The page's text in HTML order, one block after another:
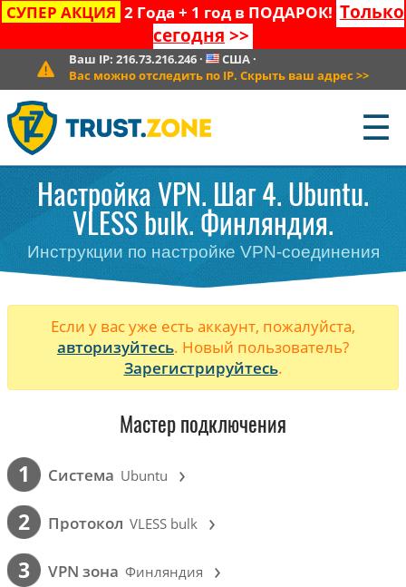
СУПЕР АКЦИЯ 2 Года + 1 год в ПОДАРОК! Только
сегодня >>
Ваш IP: 216.73.216.246· США·
Вас можно отследить по IP. Скрыть ваш адрес >>
☰
Настройка VPN. Шаг 4. Ubuntu.
VLESS bulk. Финляндия.
Инструкции по настройке VPN-соединения
Если у вас уже есть аккаунт, пожалуйста,
авторизуйтесь. Новый пользователь?
Зарегистрируйтесь.
Мастер подключения
1 Cистема Ubuntu ›
2 Протокол VLESS bulk ›
3 VPN зона Финляндия ›